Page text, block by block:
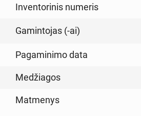
Inventorinis numeris
Gamintojas (-ai)
Pagaminimo data
Medžiagos
Matmenys